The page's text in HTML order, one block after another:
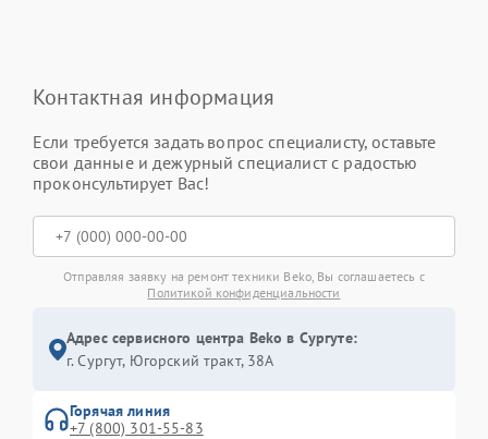
Контактная информация
Если требуется задать вопрос специалисту, оставьте
свои данные и дежурный специалист с радостью
проконсультирует Вас!
Отправляя заявку на ремонт техники Beko, Вы соглашаетесь с
Политикой конфиденциальности
Адрес сервисного центра Beko в Сургуте:
г. Сургут, Югорский тракт, 38А
Горячая линия
+7 (800) 301-55-83